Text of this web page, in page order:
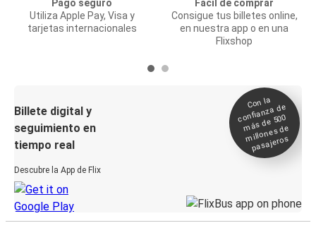
Pago seguro
Utiliza Apple Pay, Visa y
tarjetas internacionales
Fácil de comprar
Consigue tus billetes online,
en nuestra app o en una
Flixshop
Billete digital y
seguimiento en
tiempo real
Descubre la App de Flix
Con la
confianza de
más de 500
millones de
pasajeros